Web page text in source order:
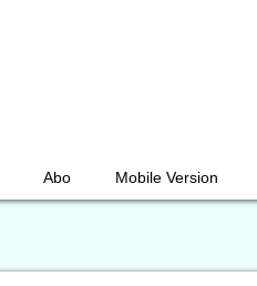
Abo Mobile Version